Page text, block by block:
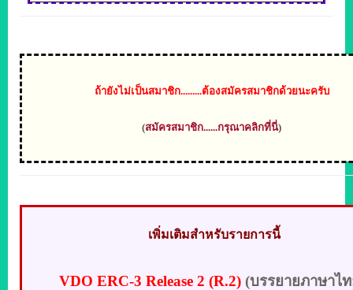
ถ้ายังไม่เป็นสมาชิก.........ต้องสมัครสมาชิกด้วยนะครับ
(สมัครสมาชิก......กรุณาคลิกที่นี่)
เพิ่มเติมสำหรับรายการนี้
VDO ERC-3 Release 2 (R.2) (บรรยายภาษาไ